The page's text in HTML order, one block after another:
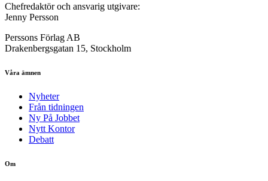
Chefredaktör och ansvarig utgivare:
Jenny Persson
Perssons Förlag AB
Drakenbergsgatan 15, Stockholm
Våra ämnen
Nyheter
Från tidningen
Ny På Jobbet
Nytt Kontor
Debatt
Om